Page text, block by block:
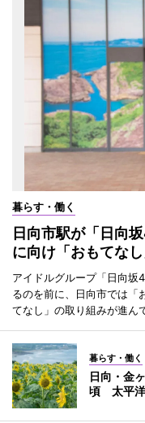
暮らす・働く
日向市駅が「日向
に向け「おもてな
アイドルグループ「日向坂
るのを前に、日向市では「
てなし」の取り組みが進ん
暮らす・働く
日向・金
頃 太平洋